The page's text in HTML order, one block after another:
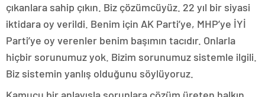
çıkanlara sahip çıkın. Biz çözümcüyüz. 22 yıl bir siyasi
iktidara oy verildi. Benim için AK Parti’ye, MHP’ye İYİ
Parti’ye oy verenler benim başımın tacıdır. Onlarla
hiçbir sorunumuz yok. Bizim sorunumuz sistemle ilgili.
Biz sistemin yanlış olduğunu söylüyoruz.